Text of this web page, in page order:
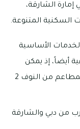
الشارقة،
المرافق والخدمات الأساسية
أيضاً، إذ يمكن
الوصول إلى أفضل وجهات التسوق والمطاعم من النوف 2
بالقرب من دبي والشارقة